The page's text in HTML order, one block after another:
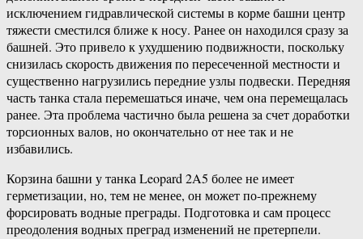
исключением гидравлической системы в корме башни центр
тяжести сместился ближе к носу. Ранее он находился сразу за
башней. Это привело к ухудшению подвижности, поскольку
снизилась скорость движения по пересеченной местности и
существенно нагрузились передние узлы подвески. Передняя
часть танка стала перемешаться иначе, чем она перемещалась
ранее. Эта проблема частично была решена за счет доработки
торсионных валов, но окончательно от нее так и не
избавились.
Корзина башни у танка Leopard 2A5 более не имеет
герметизации, но, тем не менее, он может по-прежнему
форсировать водные преграды. Подготовка и сам процесс
преодоления водных преград изменений не претерпели.